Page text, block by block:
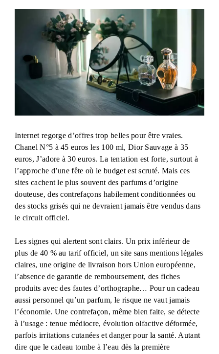
Internet regorge d’offres trop belles pour être vraies.
Chanel N°5 à 45 euros les 100 ml, Dior Sauvage à 35
euros, J’adore à 30 euros. La tentation est forte, surtout à
l’approche d’une fête où le budget est scruté. Mais ces
sites cachent le plus souvent des parfums d’origine
douteuse, des contrefaçons habilement conditionnées ou
des stocks grisés qui ne devraient jamais être vendus dans
le circuit officiel.
Les signes qui alertent sont clairs. Un prix inférieur de
plus de 40 % au tarif officiel, un site sans mentions légales
claires, une origine de livraison hors Union européenne,
l’absence de garantie de remboursement, des fiches
produits avec des fautes d’orthographe… Pour un cadeau
aussi personnel qu’un parfum, le risque ne vaut jamais
l’économie. Une contrefaçon, même bien faite, se détecte
à l’usage : tenue médiocre, évolution olfactive déformée,
parfois irritations cutanées et danger pour la santé. Autant
dire que le cadeau tombe à l’eau dès la première